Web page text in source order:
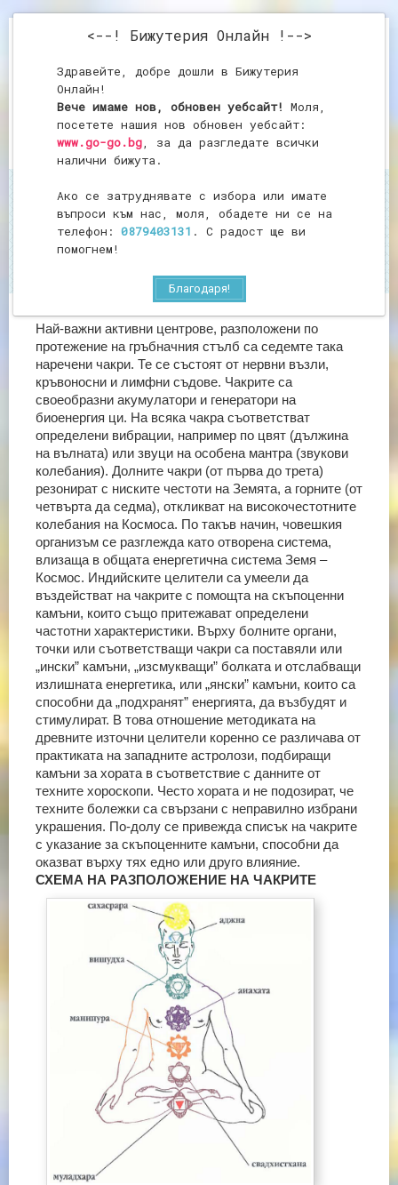
<--! Бижутерия Онлайн !-->
Здравейте, добре дошли в Бижутерия
Онлайн!
Вече имаме нов, обновен уебсайт! Моля,
посетете нашия нов обновен уебсайт:
www.go-go.bg, за да разгледате всички
налични бижута.
Ако се затруднявате с избора или имате
въпроси към нас, моля, обадете ни се на
телефон: 0879403131 . С радост ще ви
помогнем!
Благодаря!
Начало Камъни, оказващи влияние на чакрите
Камъни, оказващи
влияние на чакрите
Най-важни активни центрове, разположени по
протежение на гръбначния стълб са седемте така
наречени чакри. Те се състоят от нервни възли,
кръвоносни и лимфни съдове. Чакрите са
своеобразни акумулатори и генератори на
биоенергия ци. На всяка чакра съответстват
определени вибрации, например по цвят (дължина
на вълната) или звуци на особена мантра (звукови
колебания). Долните чакри (от първа до трета)
резонират с ниските честоти на Земята, а горните (от
четвърта да седма), откликват на високочестотните
колебания на Космоса. По такъв начин, човешкия
организъм се разглежда като отворена система,
влизаща в общата енергетична система Земя –
Космос. Индийските целители са умеели да
въздействат на чакрите с помощта на скъпоценни
камъни, които също притежават определени
частотни характеристики. Върху болните органи,
точки или съответстващи чакри са поставяли или
„ински” камъни, „изсмукващи” болката и отслабващи
излишната енергетика, или „янски” камъни, които са
способни да „подхранят” енергията, да възбудят и
стимулират. В това отношение методиката на
древните източни целители коренно се различава от
практиката на западните астролози, подбиращи
камъни за хората в съответствие с данните от
техните хороскопи. Често хората и не подозират, че
техните болежки са свързани с неправилно избрани
украшения. По-долу се привежда списък на чакрите
с указание за скъпоценните камъни, способни да
оказват върху тях едно или друго влияние.
СХЕМА НА РАЗПОЛОЖЕНИЕ НА ЧАКРИТЕ